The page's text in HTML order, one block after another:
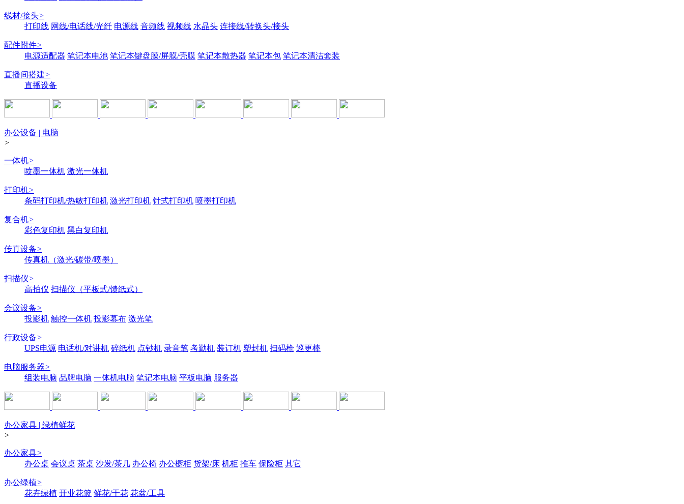
线材/接头>
打印线 网线/电话线/光纤 电源线 音频线 视频线 水晶头 连接线/转换头/接头
配件附件>
电源适配器 笔记本电池 笔记本键盘膜/屏膜/壳膜 笔记本散热器 笔记本包 笔记本清洁套装
直播间搭建>
直播设备
办公设备 | 电脑
>
一体机>
喷墨一体机 激光一体机
打印机>
条码打印机/热敏打印机 激光打印机 针式打印机 喷墨打印机
复合机>
彩色复印机 黑白复印机
传真设备>
传真机（激光/碳带/喷墨）
扫描仪>
高拍仪 扫描仪（平板式/馈纸式）
会议设备>
投影机 触控一体机 投影幕布 激光笔
行政设备>
UPS电源 电话机/对讲机 碎纸机 点钞机 录音笔 考勤机 装订机 塑封机 扫码枪 巡更棒
电脑服务器>
组装电脑 品牌电脑 一体机电脑 笔记本电脑 平板电脑 服务器
办公家具 | 绿植鲜花
>
办公家具>
办公桌 会议桌 茶桌 沙发/茶几 办公椅 办公橱柜 货架/床 机柜 推车 保险柜 其它
办公绿植>
花卉绿植 开业花篮 鲜花/干花 花盆/工具